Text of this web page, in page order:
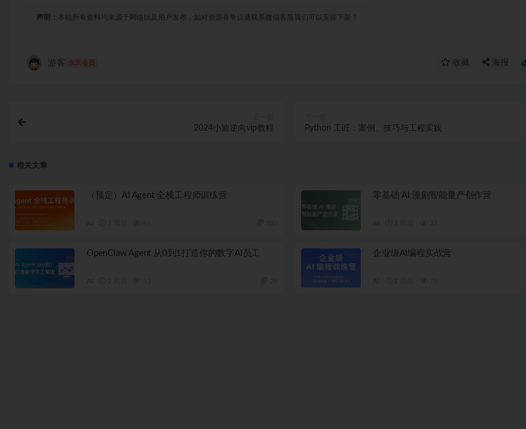
声明： 本站所有资料均来源于网络以及用户发布，如对资源有争议请联系微信客服我们可以安排下架！
游客 永久会员 收藏 海报
2024小迪逆向vip教程 Python 工匠：案例、技巧与工程实践
相关文章
（预定）AI Agent 全栈工程师训练营 零基础 AI 漫剧智能量产创作营
OpenClaw Agent 从0到1打造你的数字AI员工 企业级AI编程实战营